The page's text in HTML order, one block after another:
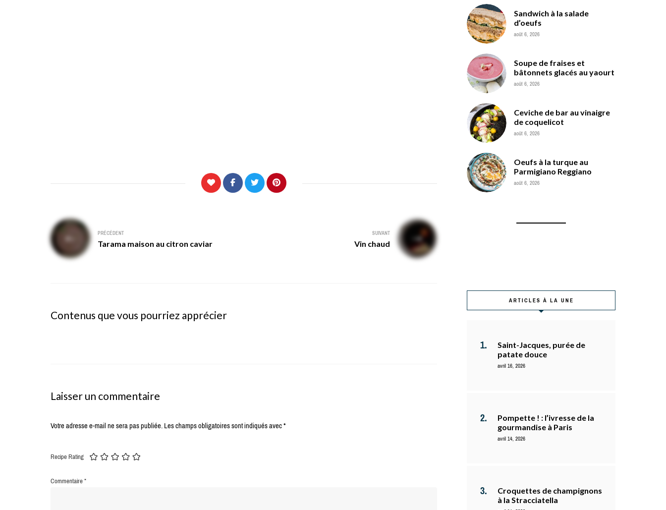
Navigation
de
l’article
PRÉCÉDENT
Tarama maison au citron caviar
SUIVANT
Vin chaud
Contenus que vous pourriez apprécier
Laisser un commentaire
Votre adresse e-mail ne sera pas publiée.Les champs obligatoires sont indiqués avec*
Recipe Rating
Commentaire*
Sandwich à la salade
d’oeufs
août 6, 2026
Soupe de fraises et
bâtonnets glacés au yaourt
août 6, 2026
Ceviche de bar au vinaigre
de coquelicot
août 6, 2026
Oeufs à la turque au
Parmigiano Reggiano
août 6, 2026
ARTICLES À LA UNE
Saint-Jacques, purée de
patate douce
avril 16, 2026
Pompette ! : l’ivresse de la
gourmandise à Paris
avril 14, 2026
Croquettes de champignons
à la Stracciatella